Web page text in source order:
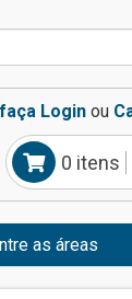
faça Login ou
0 itens
as áreas